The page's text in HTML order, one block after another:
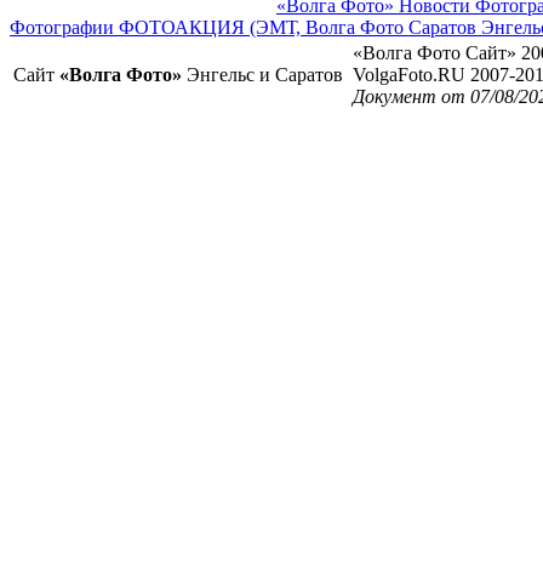
«Волга Фото» Новости
Фотографии ФОТОАКЦИЯ (ЭМТ, Волга Фото Саратов
Сайт «Волга Фото» Энгельс и Саратов
«Волга Фото Сайт»
VolgaFoto.RU 2007-
Документ от 07/08/